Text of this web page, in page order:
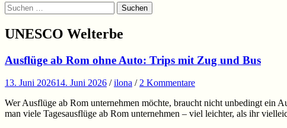
Suchen
Suchen
nach:
UNESCO Welterbe
Ausflüge ab Rom ohne Auto: Trips mit Zug und Bus
13. Juni 202614. Juni 2026 /ilona / 2 Kommentare
Wer Ausflüge ab Rom unternehmen möchte, braucht nicht unbedingt ein
man viele Tagesausflüge ab Rom unternehmen – viel leichter, als ihr